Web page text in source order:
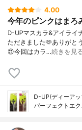
4.00
今年のピンクはまろ
D-UPマスカラ&アイライ
ただきました🫶ありがと
😍今回はカラ…続きを見
D-UP(ディーアッ
パーフェクトエ